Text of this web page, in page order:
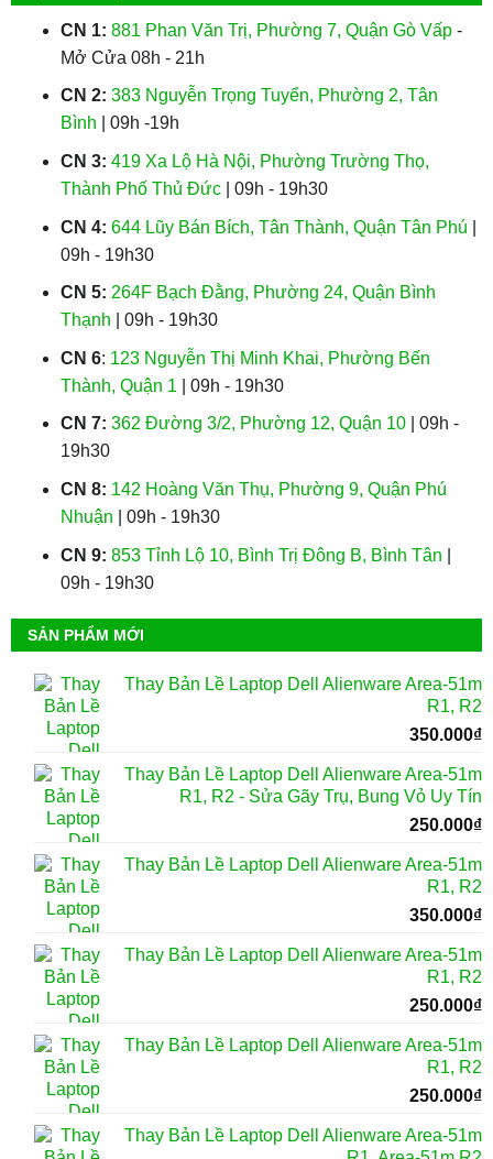
CN 1: 881 Phan Văn Trị, Phường 7, Quận Gò Vấp-
Mở Cửa 08h - 21h
CN 2: 383 Nguyễn Trọng Tuyển, Phường 2, Tân
Bình | 09h -19h
CN 3: 419 Xa Lộ Hà Nội, Phường Trường Thọ,
Thành Phố Thủ Đức| 09h - 19h30
CN 4: 644 Lũy Bán Bích, Tân Thành, Quận Tân Phú
09h - 19h30
CN 5: 264F Bạch Đằng, Phường 24, Quận Bình
Thạnh | 09h - 19h30
CN 6: 123 Nguyễn Thị Minh Khai, Phường Bến
Thành, Quận 1 | 09h - 19h30
CN 7: 362 Đường 3/2, Phường 12, Quận 10| 09h -
19h30
CN 8: 142 Hoàng Văn Thụ, Phường 9, Quận Phú
Nhuận | 09h - 19h30
CN 9: 853 Tỉnh Lộ 10, Bình Trị Đông B, Bình Tân
09h - 19h30
SẢN PHẨM MỚI
Thay Bản Lề Laptop Dell Alienware Area-51m
R1, R2
350.000₫
Thay Bản Lề Laptop Dell Alienware Area-51m
R1, R2 - Sửa Gãy Trụ, Bung Vỏ Uy Tín
250.000₫
Thay Bản Lề Laptop Dell Alienware Area-51m
R1, R2
350.000₫
Thay Bản Lề Laptop Dell Alienware Area-51m
R1, R2
250.000₫
Thay Bản Lề Laptop Dell Alienware Area-51m
R1, R2
250.000₫
Thay Bản Lề Laptop Dell Alienware Area-51m